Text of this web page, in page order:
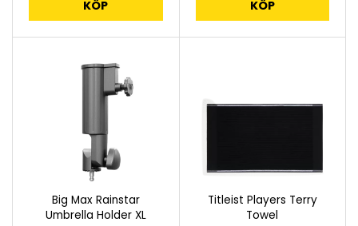
KÖP KÖP
Big Max Rainstar
Umbrella Holder XL
Titleist Players Terry
Towel